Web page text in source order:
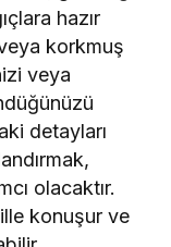
hazır
korkmuş
veya
detayları
olacaktır.
konuşur ve